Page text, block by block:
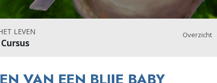
LEVEN Overzicht